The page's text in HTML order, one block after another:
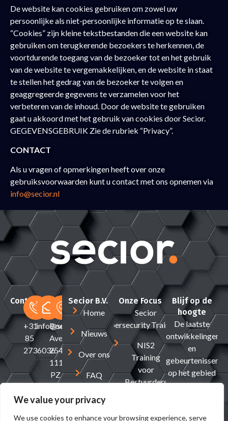
We value your privacy
We use cookies to enhance your browsing experience, serve
De website kan cookies gebruiken om zowel uw
persoonlijke als niet-persoonlijke informatie op te slaan.
“Cookies” zijn kleine tekstbestanden die een website kan
gebruiken om terugkerende bezoekers te herkennen, de
voortdurende toegang van de bezoeker tot en het gebruik
van de website te vergemakkelijken, en de website in staat
te stellen het gedrag van de bezoeker te volgen en
geaggregeerde gegevens te verzamelen voor het
verbeteren van de inhoud. Door de website te gebruiken
gaat u akkoord met het gebruik van cookies door Secior.
GEGEVENSGEBRUIK Zie de rubriek “Privacy”.
CONTACT
Als u vragen of opmerkingen heeft over onze
gebruiksvoorwaarden kunt u contact met ons opnemen via
info@secior.nl
Contact
+31
85
2736036
info@secior.com
Boeing
Avenue
254
1119
PZ
Rijk
Secior B.V.
Home
Nieuws
Over ons
FAQ
Contact
Onze Focus
Secior
Cybersecurity Traineeship
NIS2
Training
voor
Bestuurders
Blijf op de
hoogte
De laatste
ontwikkelingen
en
gebeurtenissen
op het gebied
van